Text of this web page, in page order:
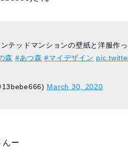
テッドマンションの壁紙と洋服作
森 #あつ森 #マイデザイン
March 30, 2020
んー